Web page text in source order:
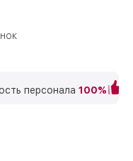
персонала 100%